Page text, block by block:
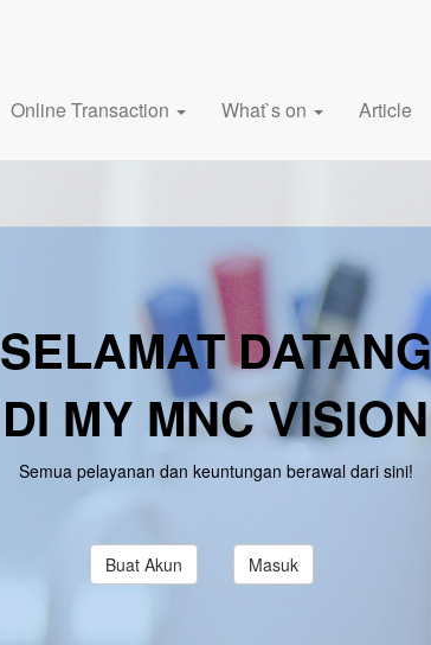
Online Transaction What`s on Article
SELAMAT DATANG
DI MY MNC VISION
Semua pelayanan dan keuntungan berawal dari sini!
Buat Akun Masuk